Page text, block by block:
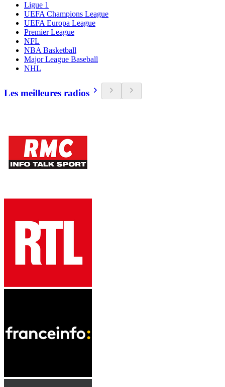
Ligue 1
UEFA Champions League
UEFA Europa League
Premier League
NFL
NBA Basketball
Major League Baseball
NHL
Les meilleures radios